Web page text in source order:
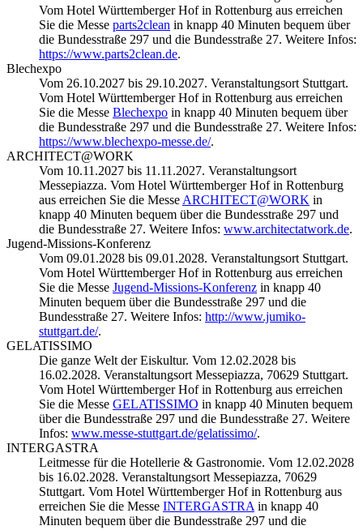
Vom Hotel Württemberger Hof in Rottenburg aus erreichen
Sie die Messe parts2clean in knapp 40 Minuten bequem über
die Bundesstraße 297 und die Bundesstraße 27. Weitere Infos:
https://www.parts2clean.de.
Blechexpo
Vom 26.10.2027 bis 29.10.2027. Veranstaltungsort Stuttgart.
Vom Hotel Württemberger Hof in Rottenburg aus erreichen
Sie die Messe Blechexpo in knapp 40 Minuten bequem über
die Bundesstraße 297 und die Bundesstraße 27. Weitere Infos:
https://www.blechexpo-messe.de/.
ARCHITECT@WORK
Vom 10.11.2027 bis 11.11.2027. Veranstaltungsort
Messepiazza. Vom Hotel Württemberger Hof in Rottenburg
aus erreichen Sie die Messe ARCHITECT@WORK in
knapp 40 Minuten bequem über die Bundesstraße 297 und
die Bundesstraße 27. Weitere Infos: www.architectatwork.de.
Jugend-Missions-Konferenz
Vom 09.01.2028 bis 09.01.2028. Veranstaltungsort Stuttgart.
Vom Hotel Württemberger Hof in Rottenburg aus erreichen
Sie die Messe Jugend-Missions-Konferenz in knapp 40
Minuten bequem über die Bundesstraße 297 und die
Bundesstraße 27. Weitere Infos: http://www.jumiko-
stuttgart.de/.
GELATISSIMO
Die ganze Welt der Eiskultur. Vom 12.02.2028 bis
16.02.2028. Veranstaltungsort Messepiazza, 70629 Stuttgart.
Vom Hotel Württemberger Hof in Rottenburg aus erreichen
Sie die Messe GELATISSIMO in knapp 40 Minuten bequem
über die Bundesstraße 297 und die Bundesstraße 27. Weitere
Infos: www.messe-stuttgart.de/gelatissimo/.
INTERGASTRA
Leitmesse für die Hotellerie & Gastronomie. Vom 12.02.2028
bis 16.02.2028. Veranstaltungsort Messepiazza, 70629
Stuttgart. Vom Hotel Württemberger Hof in Rottenburg aus
erreichen Sie die Messe INTERGASTRA in knapp 40
Minuten bequem über die Bundesstraße 297 und die